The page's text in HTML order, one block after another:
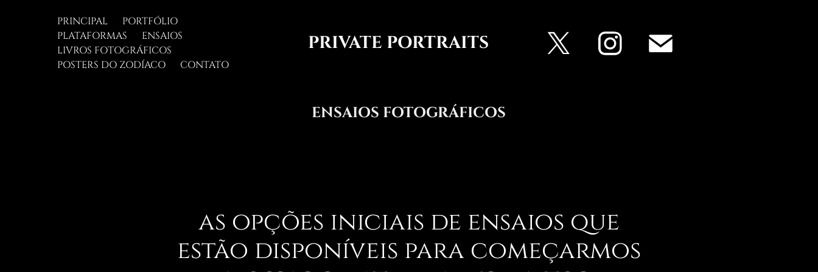
PRINCIPAL
PORTFÓLIO
PLATAFORMAS
ENSAIOS
LIVROS FOTOGRÁFICOS
POSTERS DO ZODÍACO
CONTATO
PRIVATE PORTRAITS
ENSAIOS FOTOGRÁFICOS
as opções iniciais de ensaios que
estão disponíveis para começarmos